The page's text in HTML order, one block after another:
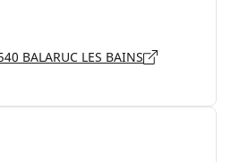
BALARUC LES BAINS